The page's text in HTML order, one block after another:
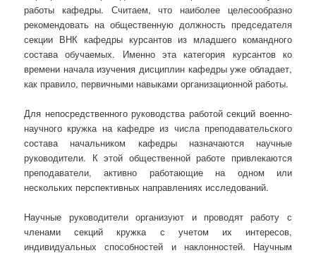
работы кафедры. Считаем, что наиболее целесообразно
рекомендовать на общественную должность председателя
секции ВНК кафедры курсантов из младшего командного
состава обучаемых. Именно эта категория курсантов ко
времени начала изучения дисциплин кафедры уже обладает,
как правило, первичными навыками организационной работы.
Для непосредственного руководства работой секций военно-
научного кружка на кафедре из числа преподавательского
состава начальником кафедры назначаются научные
руководители. К этой общественной работе привлекаются
преподаватели, активно работающие на одном или
нескольких перспективных направлениях исследований.
Научные руководители организуют и проводят работу с
членами секций кружка с учетом их интересов,
индивидуальных способностей и наклонностей. Научным